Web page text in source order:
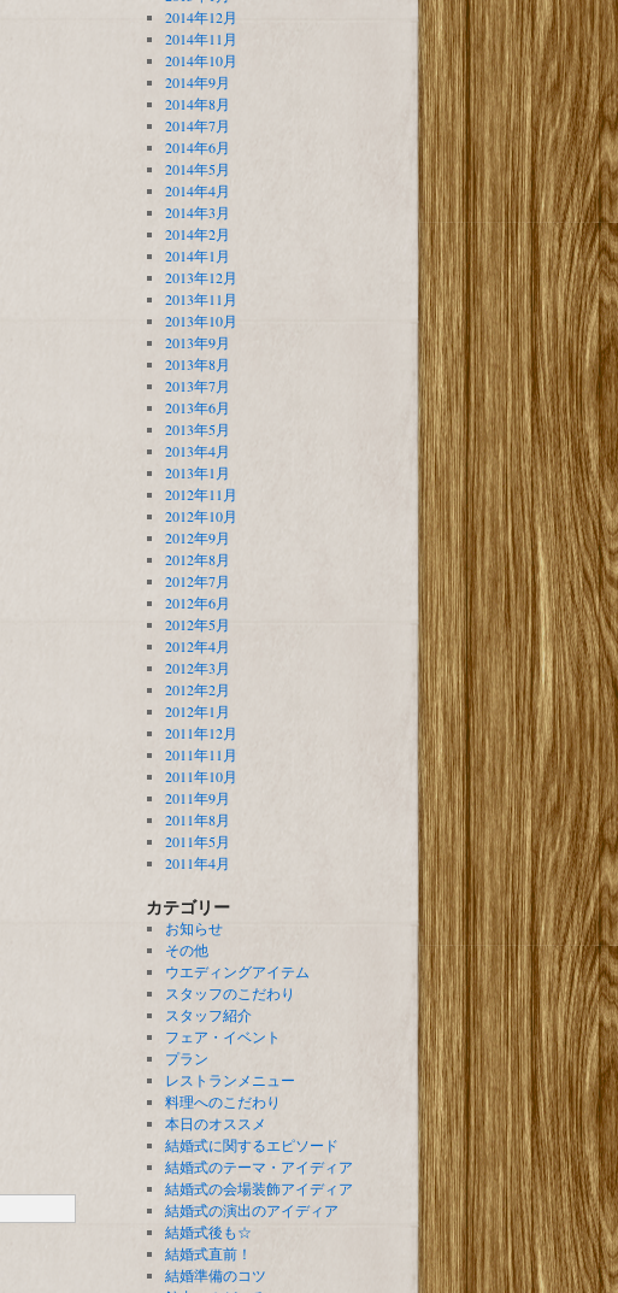
2014年12月
2014年11月
2014年10月
2014年9月
2014年8月
2014年7月
2014年6月
2014年5月
2014年4月
2014年3月
2014年2月
2014年1月
2013年12月
2013年11月
2013年10月
2013年9月
2013年8月
2013年7月
2013年6月
2013年5月
2013年4月
2013年1月
2012年11月
2012年10月
2012年9月
2012年8月
2012年7月
2012年6月
2012年5月
2012年4月
2012年3月
2012年2月
2012年1月
2011年12月
2011年11月
2011年10月
2011年9月
2011年8月
2011年5月
2011年4月
カテゴリー
お知らせ
その他
ウエディングアイテム
スタッフのこだわり
スタッフ紹介
フェア・イベント
プラン
レストランメニュー
料理へのこだわり
本日のオススメ
結婚式に関するエピソード
結婚式のテーマ・アイディア
結婚式の会場装飾アイディア
結婚式の演出のアイディア
結婚式後も☆
結婚式直前！
結婚準備のコツ